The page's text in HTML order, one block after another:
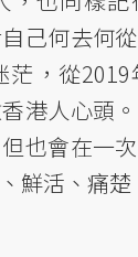
己何去何
，從
港人心頭
也會在一
鮮活、痛楚